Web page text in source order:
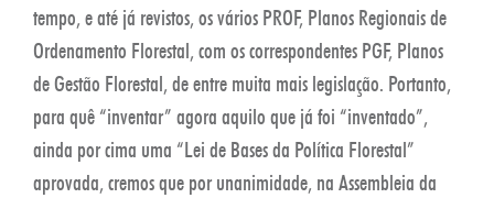
tempo, e até já revistos, os vários PROF, Planos Regionais de
Ordenamento Florestal, com os correspondentes PGF, Planos
de Gestão Florestal, de entre muita mais legislação. Portanto,
para quê “inventar” agora aquilo que já foi “inventado”,
ainda por cima uma “Lei de Bases da Política Florestal”
aprovada, cremos que por unanimidade, na Assembleia da